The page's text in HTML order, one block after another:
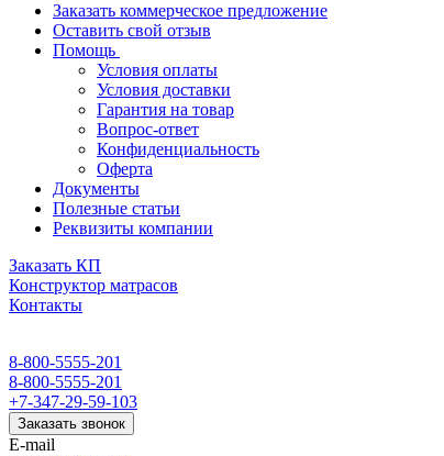
Заказать коммерческое предложение
Оставить свой отзыв
Помощь
Условия оплаты
Условия доставки
Гарантия на товар
Вопрос-ответ
Конфиденциальность
Оферта
Документы
Полезные статьи
Реквизиты компании
Заказать КП
Конструктор матрасов
Контакты
8-800-5555-201
8-800-5555-201
+7-347-29-59-103
Заказать звонок
E-mail